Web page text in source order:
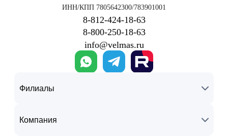
ИНН/КПП 7805642300/783901001
8‑812‑424‑18‑63
8‑800‑250‑18‑63
info@velmas.ru
Филиалы
Компания